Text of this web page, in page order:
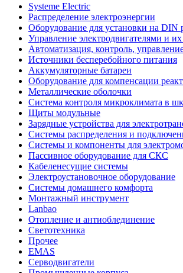
Systeme Electric
Распределение электроэнергии
Оборудование для установки на DIN
Управление электродвигателями и
Автоматизация, контроль,
Источники бесперебойного питания
Аккумуляторные батареи
Оборудование для компенсации
Металлические оболочки
Система контроля микроклимата в
Щиты модульные
Зарядные устройства для
Системы распределения и
Системы и компоненты для
Пассивное оборудование для СКС
Кабеленесущие системы
Электроустановочное оборудование
Системы домашнего комфорта
Монтажный инструмент
Lanbao
Отопление и антиоблединение
Светотехника
Прочее
EMAS
Cерводвигатели